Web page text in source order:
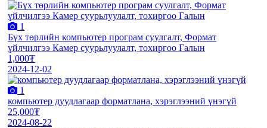
1
Бүх төрлийн компьютер програм суулгалт, Формат
үйлчилгээ Камер суурьлуулалт, тохиргоо Галын
1,000₮
2024-12-02
1
компьютер дуудлагаар форматлана, хэрэглээний үнэгүй
25,000₮
2024-08-22